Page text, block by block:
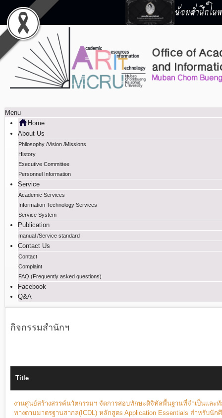
น้อมสำนึกใน
Menu
Home
About Us
Philosophy /Vision /Missions
History
Executive Committee
Personnel Information
Service
Academic Services
Information Technology Services
Service System
Publication
manual /Service standard
Contact Us
Contact
Complaint
FAQ (Frequently asked questions)
Facebook
Q&A
กิจกรรมสำนักฯ
Title
งานศูนย์สร้างสรรค์นวัตกรรมฯ จัดการสอบทักษะดิจิทัลพื้นฐานที่จำเป็นและ
ทางตามมาตรฐานสากล(ICDL) หลักสูตs Application Essentials สำหรับนัก